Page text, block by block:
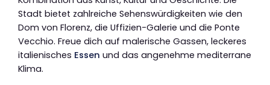
Stadt bietet zahlreiche Sehenswürdigkeiten wie den
Dom von Florenz, die Uffizien-Galerie und die Ponte
Vecchio. Freue dich auf malerische Gassen, leckeres
italienisches Essen und das angenehme mediterrane
Klima.